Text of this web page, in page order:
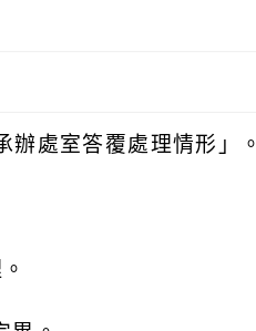
處室答覆處理情形」。